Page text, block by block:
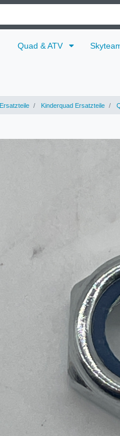
Quad & ATV
Ersatzteile Kinderquad Ersatzteile